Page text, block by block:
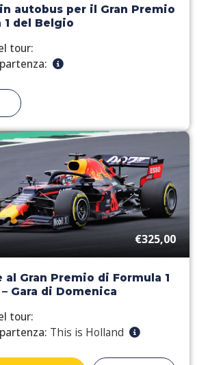
autobus per il Gran Premio
1 del Belgio
tour:
€325,00
al Gran Premio di Formula 1
Gara di Domenica
tour:
This is Holland